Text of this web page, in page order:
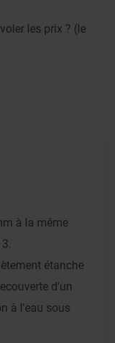
les prix ? (le
à la même
étanche
d'un
à l'eau sous